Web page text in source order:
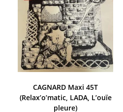
CAGNARD Maxi 45T
(Relax’o’matic, LADA, L’ouïe
pleure)